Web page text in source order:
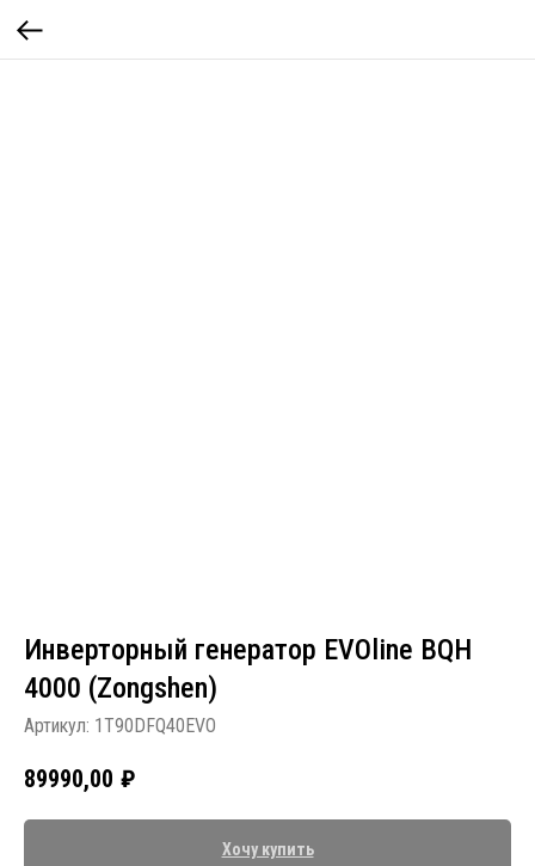
Инверторный генератор EVOline BQH
4000 (Zongshen)
Артикул: 1T90DFQ40EVO
89990,00 ₽
Хочу купить